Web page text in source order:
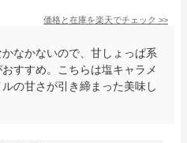
価格と在庫を楽天でチェック >>
なかないので、甘しょっぱ系
すすめ。こちらは塩キャラメ
の甘さが引き締まった美味し